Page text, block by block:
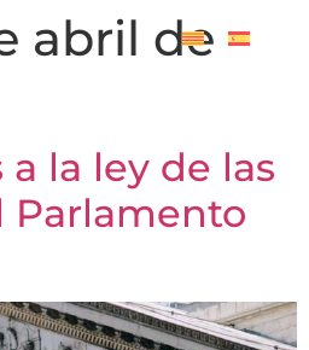
abril de
la ley de las
Parlamento